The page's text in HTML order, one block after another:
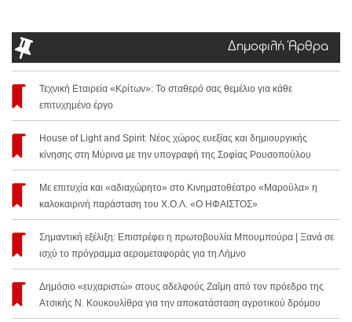
Δημοφιλή Άρθρα
Τεχνική Εταιρεία «Κρίτων»: Το σταθερό σας θεμέλιο για κάθε
επιτυχημένο έργο
House of Light and Spirit: Νέος χώρος ευεξίας και δημιουργικής
κίνησης στη Μύρινα με την υπογραφή της Σοφίας Ρουσοπούλου
Με επιτυχία και «αδιαχώρητο» στο Κινηματοθέατρο «Μαρούλα» η
καλοκαιρινή παράσταση του Χ.Ο.Λ. «Ο ΗΦΑΙΣΤΟΣ»
Σημαντική εξέλιξη: Επιστρέφει η πρωτοβουλία Μπουμπούρα | Ξανά σε
ισχύ το πρόγραμμα αερομεταφοράς για τη Λήμνο
Δημόσιο «ευχαριστώ» στους αδελφούς Ζαΐμη από τον πρόεδρο της
Ατσικής Ν. Κουκουλίθρα για την αποκατάσταση αγροτικού δρόμου